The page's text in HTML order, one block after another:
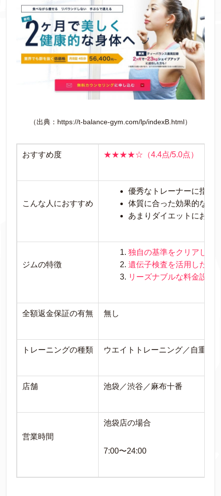
（出典：https://t-balance-gym.com/lp/indexB.html）
おすすめ度 ★★★★☆（4.4点/5.0点）
こんな人におすすめ
優秀なトレーナーに指導
体質に合った効果的なダ
あまりダイエットにお金
ジムの特徴
独自の基準をクリアした
遺伝子検査を活用した効
リーズナブルな料金設定
全額返金保証の有無 無し
トレーニングの種類 ウエイトトレーニング／自重ト
店舗 池袋／渋谷／麻布十番
営業時間
池袋店の場合
7:00〜24:00